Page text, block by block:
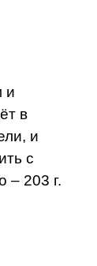
и
в
и
с
– 203 г.